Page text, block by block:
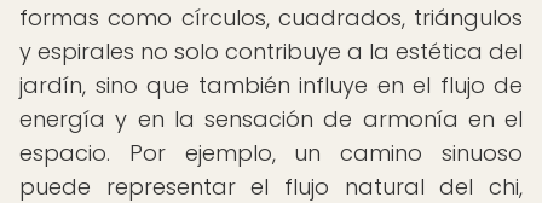
formas como círculos, cuadrados, triángulos
y espirales no solo contribuye a la estética del
jardín, sino que también influye en el flujo de
energía y en la sensación de armonía en el
espacio. Por ejemplo, un camino sinuoso
puede representar el flujo natural del chi,